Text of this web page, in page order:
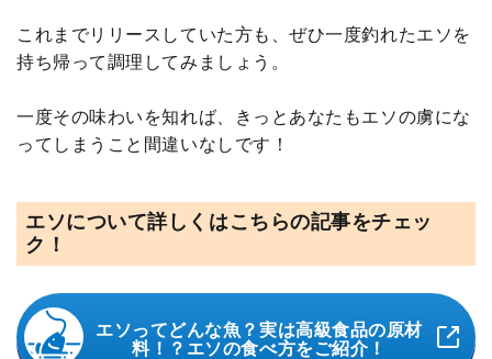
これまでリリースしていた方も、ぜひ一度釣れたエソを
持ち帰って調理してみましょう。
一度その味わいを知れば、きっとあなたもエソの虜にな
ってしまうこと間違いなしです！
エソについて詳しくはこちらの記事をチェッ
ク！
エソってどんな魚？実は高級食品の原材
料！？エソの食べ方をご紹介！